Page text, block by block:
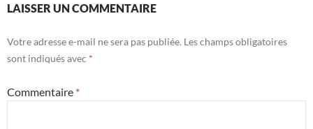
LAISSER UN COMMENTAIRE
Votre adresse e-mail ne sera pas publiée. Les champs obligatoires
sont indiqués avec *
Commentaire *